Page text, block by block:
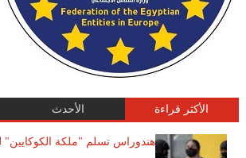
الأكثر قراءة الأحدث
هندوراس تسلم "ملكة الكوكايين"